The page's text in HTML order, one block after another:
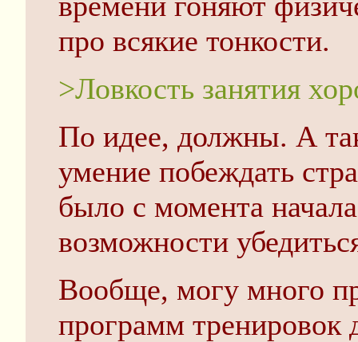
про всякие тонкости.
>Ловкость занятия
По идее, должны. А
умение побеждать
было с момента
возможности
Вообще, могу много
программ